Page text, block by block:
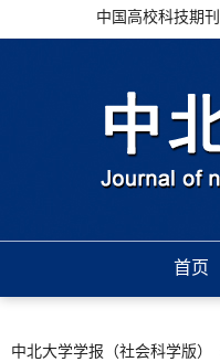
中国高校科技期
首页
中北大学学报（社会科学版）